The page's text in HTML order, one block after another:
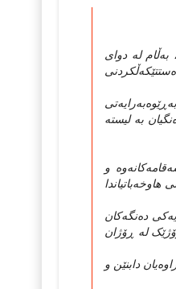
به‌ڵام له‌ دوای
به‌ لیسته‌
و
ده‌نگه‌کان
له‌ ڕۆژان
دابنێن و